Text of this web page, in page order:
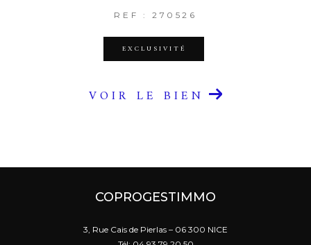
REF : 270526
EXCLUSIVITÉ
VOIR LE BIEN
COPROGESTIMMO
3, Rue Cais de Pierlas – 06 300 NICE